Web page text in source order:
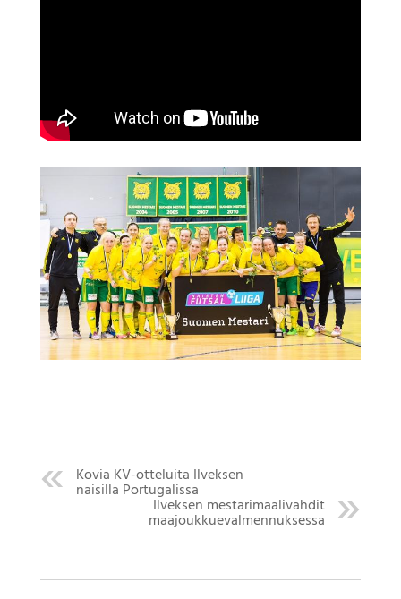
Kovia KV-otteluita Ilveksen
naisilla Portugalissa
Ilveksen mestarimaalivahdit
maajoukkuevalmennuksessa